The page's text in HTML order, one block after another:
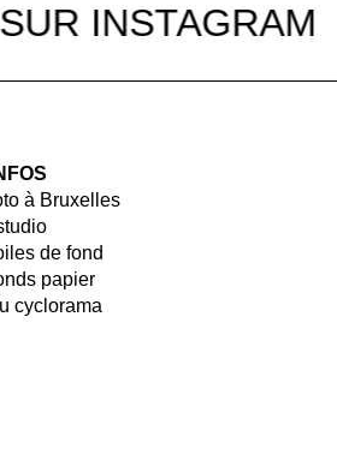
INSTAGRAM
à Bruxelles
de fond
papier
cyclorama